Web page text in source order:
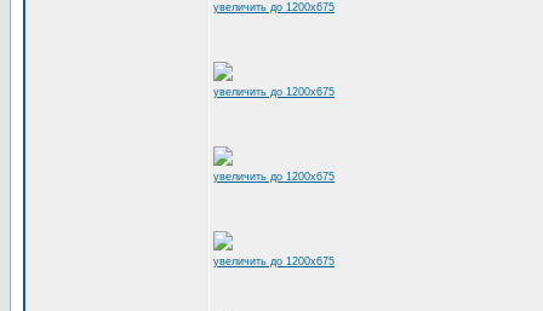
увеличить до 1200x675
увеличить до 1200x675
увеличить до 1200x675
увеличить до 1200x675